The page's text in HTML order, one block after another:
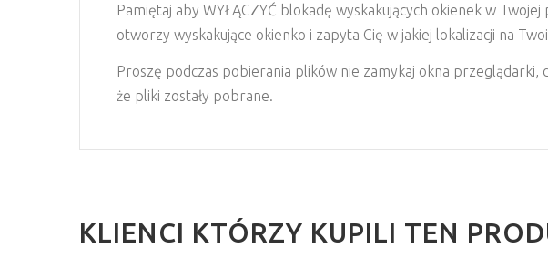
Pamiętaj aby WYŁĄCZYĆ blokadę wyskakujących okienek w
otworzy wyskakujące okienko i zapyta Cię w jakiej lokalizacji na
Proszę podczas pobierania plików nie zamykaj okna
że pliki zostały pobrane.
KLIENCI KTÓRZY KUPILI TEN